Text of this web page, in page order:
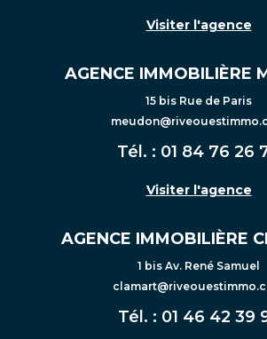
Visiter l'agence
AGENCE IMMOBILIÈRE
15 bis Rue de Paris
Tél. : 01 84 76 26
Visiter l'agence
AGENCE IMMOBILIÈRE
1 bis Av. René Samuel
Tél. : 01 46 42 39